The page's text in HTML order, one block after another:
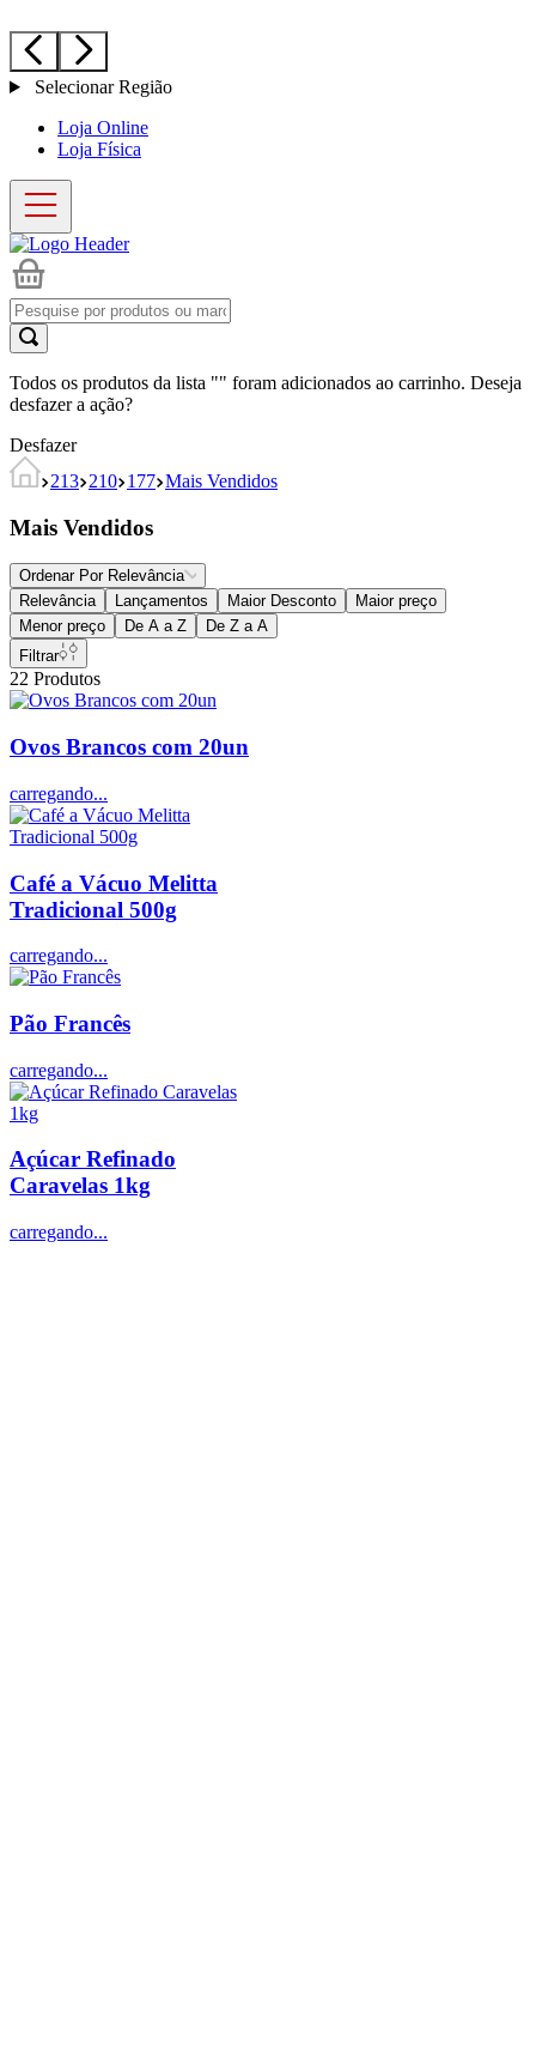
Selecionar Região
Loja Online
Loja Física
Todos os produtos da lista "" foram adicionados ao carrinho. Deseja
desfazer a ação?
Desfazer
213 210 177 Mais Vendidos
Mais Vendidos
Ordenar Por Relevância
Relevância
Lançamentos Maior Desconto
Maior preço
Menor preço
De A a Z
De Z a A
Filtrar
22 Produtos
Ovos Brancos com 20un
carregando...
Café a Vácuo Melitta
Tradicional 500g
carregando...
Pão Francês
carregando...
Açúcar Refinado
Caravelas 1kg
carregando...